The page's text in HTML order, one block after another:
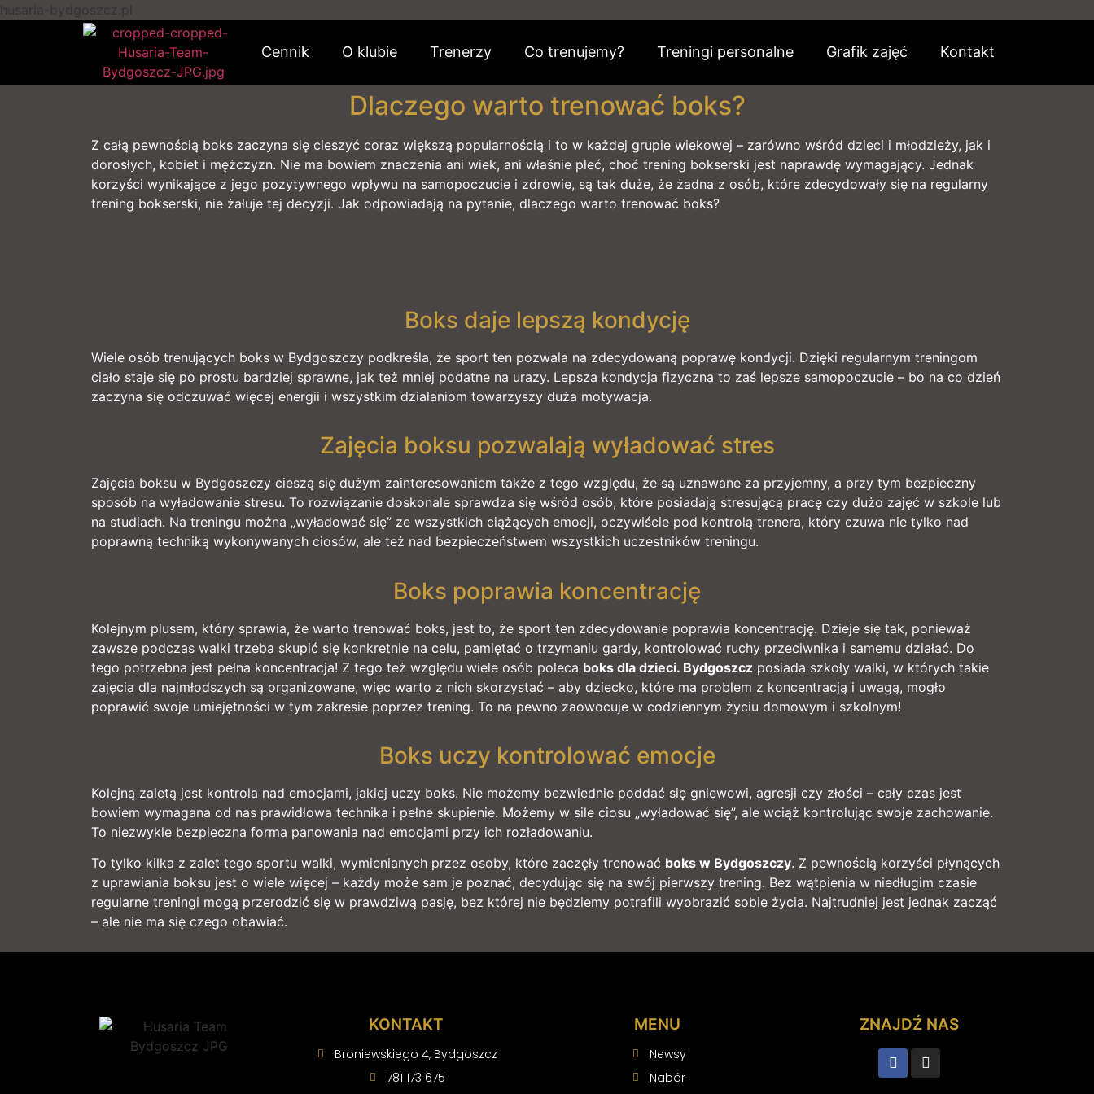
husaria-bydgoszcz.pl
Cennik O klubie Trenerzy Co trenujemy? Treningi personalne Grafik zajęć Kontakt
Dlaczego warto trenować boks?
Z całą pewnością boks zaczyna się cieszyć coraz większą popularnością i to w każdej grupie wiekowej – zarówno wśród dzieci i młodzieży, jak i
dorosłych, kobiet i mężczyzn. Nie ma bowiem znaczenia ani wiek, ani właśnie płeć, choć trening bokserski jest naprawdę wymagający. Jednak
korzyści wynikające z jego pozytywnego wpływu na samopoczucie i zdrowie, są tak duże, że żadna z osób, które zdecydowały się na regularny
trening bokserski, nie żałuje tej decyzji. Jak odpowiadają na pytanie, dlaczego warto trenować boks?
Boks daje lepszą kondycję
Wiele osób trenujących boks w Bydgoszczy podkreśla, że sport ten pozwala na zdecydowaną poprawę kondycji. Dzięki regularnym treningom
ciało staje się po prostu bardziej sprawne, jak też mniej podatne na urazy. Lepsza kondycja fizyczna to zaś lepsze samopoczucie – bo na co dzień
zaczyna się odczuwać więcej energii i wszystkim działaniom towarzyszy duża motywacja.
Zajęcia boksu pozwalają wyładować stres
Zajęcia boksu w Bydgoszczy cieszą się dużym zainteresowaniem także z tego względu, że są uznawane za przyjemny, a przy tym bezpieczny
sposób na wyładowanie stresu. To rozwiązanie doskonale sprawdza się wśród osób, które posiadają stresującą pracę czy dużo zajęć w szkole lub
na studiach. Na treningu można „wyładować się” ze wszystkich ciążących emocji, oczywiście pod kontrolą trenera, który czuwa nie tylko nad
poprawną techniką wykonywanych ciosów, ale też nad bezpieczeństwem wszystkich uczestników treningu.
Boks poprawia koncentrację
Kolejnym plusem, który sprawia, że warto trenować boks, jest to, że sport ten zdecydowanie poprawia koncentrację. Dzieje się tak, ponieważ
zawsze podczas walki trzeba skupić się konkretnie na celu, pamiętać o trzymaniu gardy, kontrolować ruchy przeciwnika i samemu działać. Do
tego potrzebna jest pełna koncentracja! Z tego też względu wiele osób poleca boks dla dzieci. Bydgoszcz posiada szkoły walki, w których takie
zajęcia dla najmłodszych są organizowane, więc warto z nich skorzystać – aby dziecko, które ma problem z koncentracją i uwagą, mogło
poprawić swoje umiejętności w tym zakresie poprzez trening. To na pewno zaowocuje w codziennym życiu domowym i szkolnym!
Boks uczy kontrolować emocje
Kolejną zaletą jest kontrola nad emocjami, jakiej uczy boks. Nie możemy bezwiednie poddać się gniewowi, agresji czy złości – cały czas jest
bowiem wymagana od nas prawidłowa technika i pełne skupienie. Możemy w sile ciosu „wyładować się”, ale wciąż kontrolując swoje zachowanie.
To niezwykle bezpieczna forma panowania nad emocjami przy ich rozładowaniu.
To tylko kilka z zalet tego sportu walki, wymienianych przez osoby, które zaczęły trenować boks w Bydgoszczy. Z pewnością korzyści płynących
z uprawiania boksu jest o wiele więcej – każdy może sam je poznać, decydując się na swój pierwszy trening. Bez wątpienia w niedługim czasie
regularne treningi mogą przerodzić się w prawdziwą pasję, bez której nie będziemy potrafili wyobrazić sobie życia. Najtrudniej jest jednak zacząć
– ale nie ma się czego obawiać.
KONTAKT
Broniewskiego 4, Bydgoszcz
781 173 675
MENU
Newsy
Nabór
ZNAJDŹ NAS